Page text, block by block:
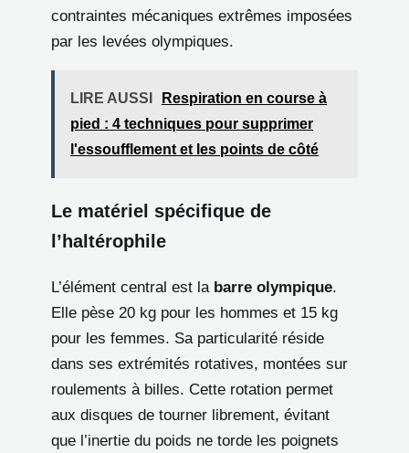
contraintes mécaniques extrêmes imposées
par les levées olympiques.
LIRE AUSSI
Respiration en course à
pied : 4 techniques pour supprimer
l'essoufflement et les points de côté
Le matériel spécifique de
l’haltérophile
L’élément central est la barre olympique.
Elle pèse 20 kg pour les hommes et 15 kg
pour les femmes. Sa particularité réside
dans ses extrémités rotatives, montées sur
roulements à billes. Cette rotation permet
aux disques de tourner librement, évitant
que l’inertie du poids ne torde les poignets